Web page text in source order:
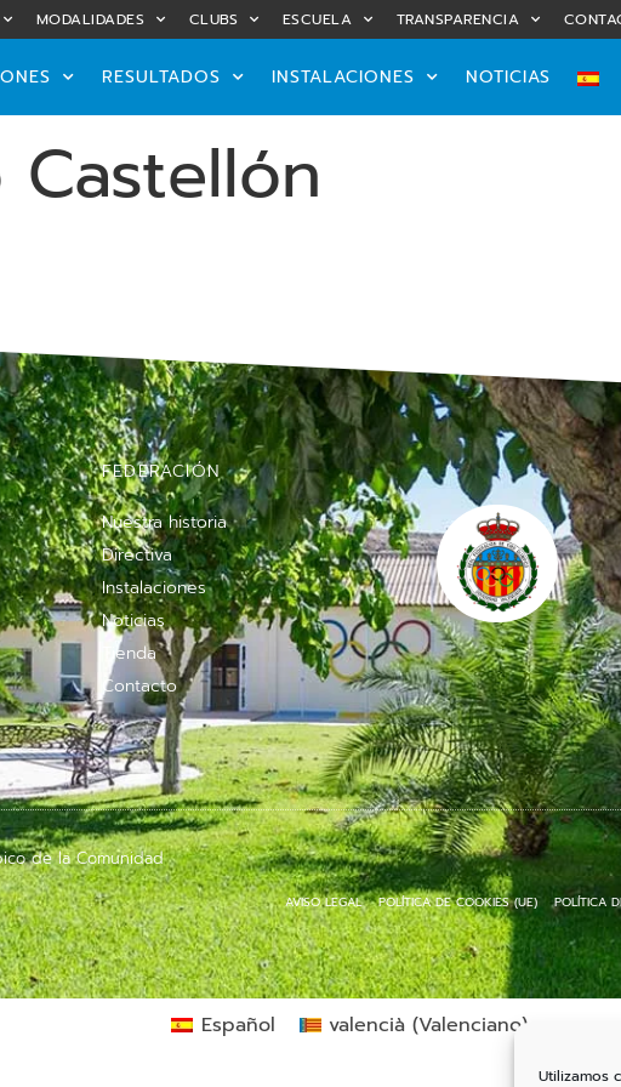
Utilizamos
MODALIDADES CLUBS ESCUELA TRANSPARENCIA
RESULTADOS INSTALACIONES NOTICIAS
FEDERACIÓN
Nuestra historia
Directiva
Instalaciones
Noticias
Tienda
Contacto
de la Comunidad
AVISO LEGAL POLÍTICA DE COOKIES (UE) POLÍTICA
Español valencià(Valenciano)